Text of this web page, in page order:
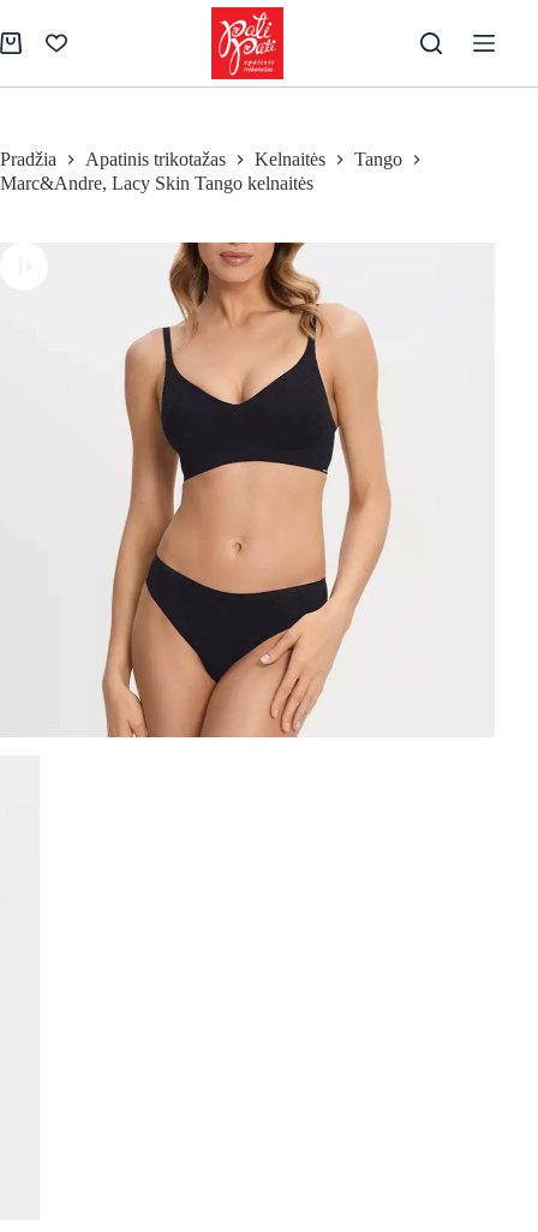
to
content
Pirkinių
Pradžia Apatinis trikotažas Kelnaitės
Tango
Marc&Andre, Lacy Skin Tango kelnaitės